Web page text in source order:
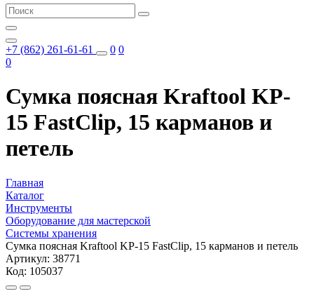
+7 (862) 261-61-61 0 0
0
Сумка поясная Kraftool KP-
15 FastClip, 15 карманов и
петель
Главная
Каталог
Инструменты
Оборудование для мастерской
Системы хранения
Сумка поясная Kraftool KP-15 FastClip, 15 карманов и петель
Артикул: 38771
Код: 105037